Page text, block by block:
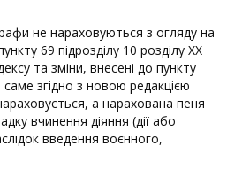
не нараховуються з огляду на
69 підрозділу 10 розділу ХХ
та зміни, внесені до пункту
згідно з новою редакцією
а нарахована пеня
вчинення діяння (дії або
введення воєнного,